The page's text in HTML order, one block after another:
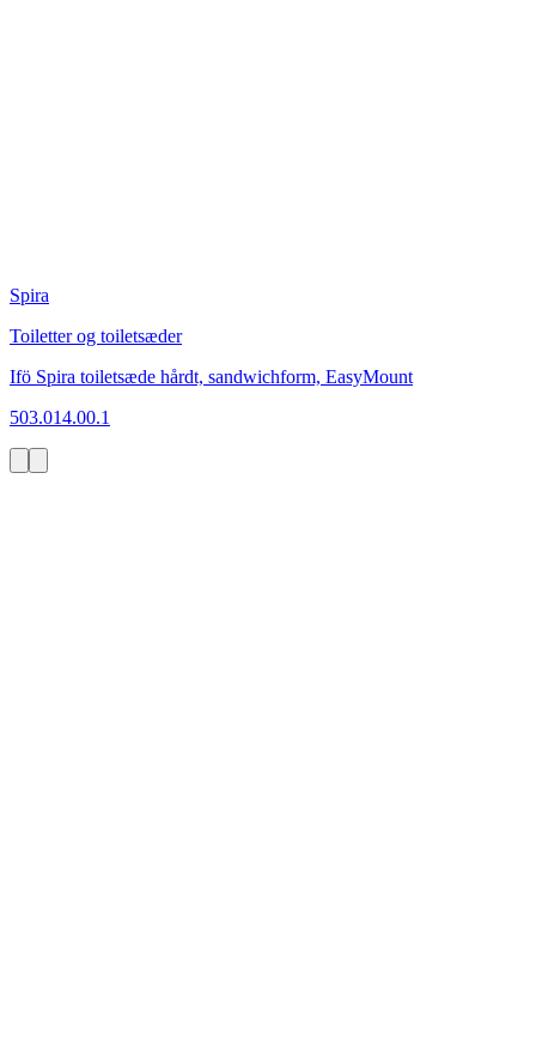
Spira
Toiletter og toiletsæder
Ifö Spira toiletsæde hårdt, sandwichform, EasyMount
503.014.00.1